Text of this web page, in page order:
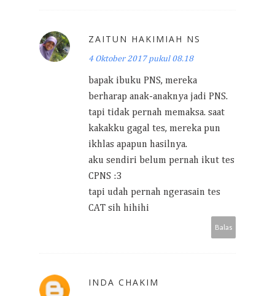
ZAITUN HAKIMIAH NS
4 Oktober 2017 pukul 08.18
bapak ibuku PNS, mereka
berharap anak-anaknya jadi PNS.
tapi tidak pernah memaksa. saat
kakakku gagal tes, mereka pun
ikhlas apapun hasilnya.
aku sendiri belum pernah ikut tes
CPNS :3
tapi udah pernah ngerasain tes
CAT sih hihihi
Balas
INDA CHAKIM